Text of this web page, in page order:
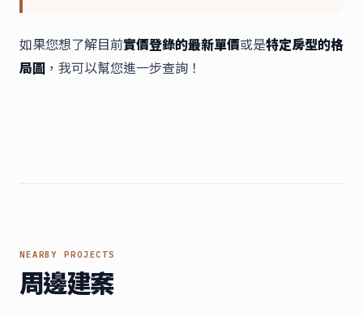
如果您想了解目前實價登錄的最新單價或是特定房型的格
局圖 ，我可以幫您進一步查詢！
NEARBY PROJECTS
周邊建案
西屯區
三信公園華廈
西屯區